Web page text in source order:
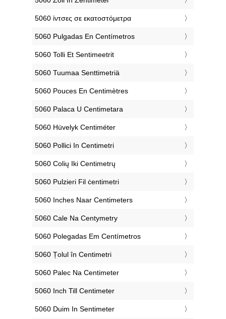
‎5060 ίντσες σε εκατοστόμετρα
‎5060 Pulgadas En Centímetros
‎5060 Tolli Et Sentimeetrit
‎5060 Tuumaa Senttimetriä
‎5060 Pouces En Centimètres
‎5060 Palaca U Centimetara
‎5060 Hüvelyk Centiméter
‎5060 Pollici In Centimetri
‎5060 Colių Iki Centimetrų
‎5060 Pulzieri Fil ċentimetri
‎5060 Inches Naar Centimeters
‎5060 Cale Na Centymetry
‎5060 Polegadas Em Centímetros
‎5060 Țolul în Centimetri
‎5060 Palec Na Centimeter
‎5060 Inch Till Centimeter
‎5060 Duim In Sentimeter